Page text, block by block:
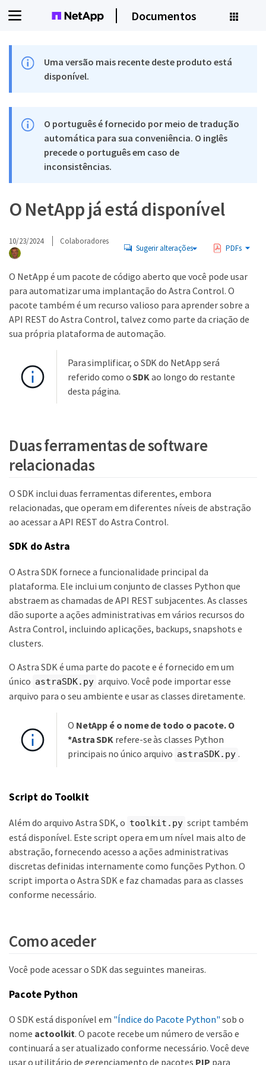
Documentos
Uma versão mais recente deste produto está
disponível.
O português é fornecido por meio de tradução
automática para sua conveniência. O inglês
precede o português em caso de
inconsistências.
O NetApp já está disponível
10/23/2024 Colaboradores
Sugerir alterações PDFs
O NetApp é um pacote de código aberto que você pode usar
para automatizar uma implantação do Astra Control. O
pacote também é um recurso valioso para aprender sobre a
API REST do Astra Control, talvez como parte da criação de
sua própria plataforma de automação.
Para simplificar, o SDK do NetApp será
referido como oSDKao longo do restante
desta página.
Duas ferramentas de software
relacionadas
O SDK inclui duas ferramentas diferentes, embora
relacionadas, que operam em diferentes níveis de abstração
ao acessar a API REST do Astra Control.
SDK do Astra
O Astra SDK fornece a funcionalidade principal da
plataforma. Ele inclui um conjunto de classes Python que
abstraem as chamadas de API REST subjacentes. As classes
dão suporte a ações administrativas em vários recursos do
Astra Control, incluindo aplicações, backups, snapshots e
clusters.
O Astra SDK é uma parte do pacote e é fornecido em um
único astraSDK.py arquivo. Você pode importar esse
arquivo para o seu ambiente e usar as classes diretamente.
O NetApp é o nome de todo o pacote. O
*Astra SDK refere-se às classes Python
principais no único arquivo astraSDK.py .
Script do Toolkit
Além do arquivo Astra SDK, o toolkit.py script também
está disponível. Este script opera em um nível mais alto de
abstração, fornecendo acesso a ações administrativas
discretas definidas internamente como funções Python. O
script importa o Astra SDK e faz chamadas para as classes
conforme necessário.
Como aceder
Você pode acessar o SDK das seguintes maneiras.
Pacote Python
O SDK está disponível em "Índice do Pacote Python" sob o
nome actoolkit. O pacote recebe um número de versão e
continuará a ser atualizado conforme necessário. Você deve
usar o utilitário de gerenciamento de pacotes PIP para